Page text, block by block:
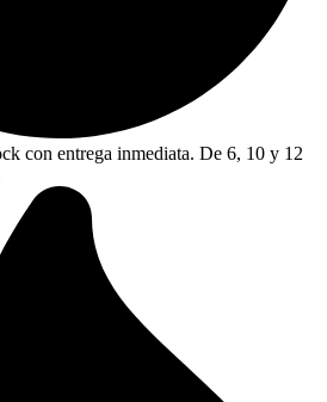
con entrega inmediata. De 6, 10 y 12